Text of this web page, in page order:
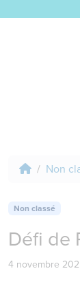
Non
Non classé
Défi de
4 novembre